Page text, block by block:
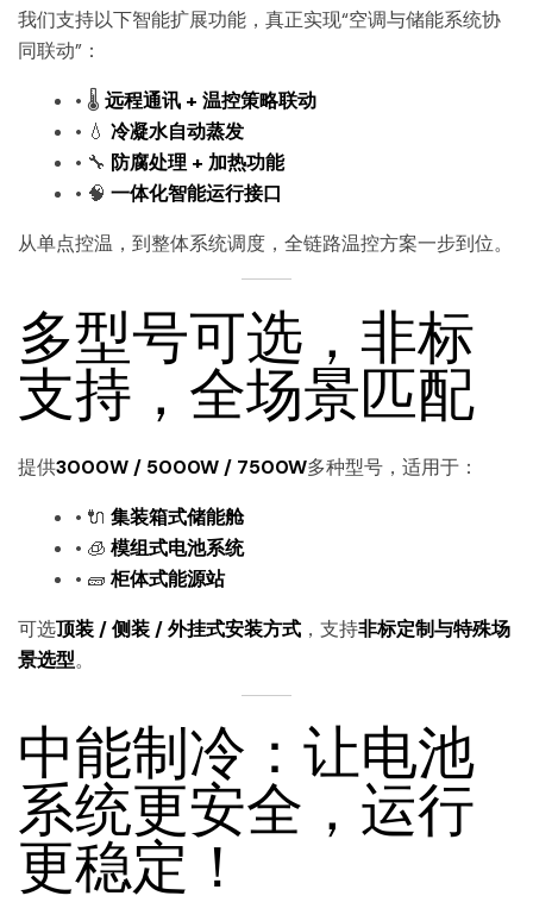
我们支持以下智能扩展功能，真正实现“空调与储能系统协
同联动”：
• 🌡 远程通讯 + 温控策略联动
• 💧 冷凝水自动蒸发
• 🔧 防腐处理 + 加热功能
• 🧠 一体化智能运行接口
从单点控温，到整体系统调度，全链路温控方案一步到位。
多型号可选，非标
支持，全场景匹配
提供3000W / 5000W / 7500W多种型号，适用于：
• 🔌 集装箱式储能舱
• 🧊 模组式电池系统
• 🧱 柜体式能源站
可选顶装 / 侧装 / 外挂式安装方式 ，支持非标定制与特殊场
景选型。
中能制冷：让电池
系统更安全，运行
更稳定！